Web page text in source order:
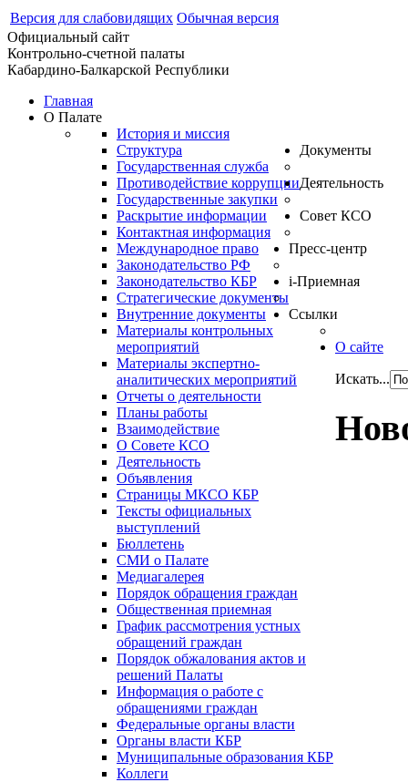
Версия для слабовидящих Обычная версия
Официальный сайт
Контрольно-счетной палаты
Кабардино-Балкарской Республики
Главная
О Палате
История и миссия
Структура
Государственная служба
Противодействие коррупции
Государственные закупки
Раскрытие информации
Контактная информация
Документы
Международное право
Законодательство РФ
Законодательство КБР
Стратегические документы
Внутренние документы
Деятельность
Материалы контрольных
мероприятий
Материалы экспертно-
аналитических мероприятий
Отчеты о деятельности
Планы работы
Взаимодействие
Совет КСО
О Совете КСО
Деятельность
Объявления
Страницы МКСО КБР
Пресс-центр
Тексты официальных
выступлений
Бюллетень
СМИ о Палате
Медиагалерея
i-Приемная
Порядок обращения граждан
Общественная приемная
График рассмотрения устных
обращений граждан
Порядок обжалования актов и
решений Палаты
Информация о работе с
обращениями граждан
Ссылки
Федеральные органы власти
Органы власти КБР
Муниципальные образования КБР
Коллеги
О сайте
Искать...